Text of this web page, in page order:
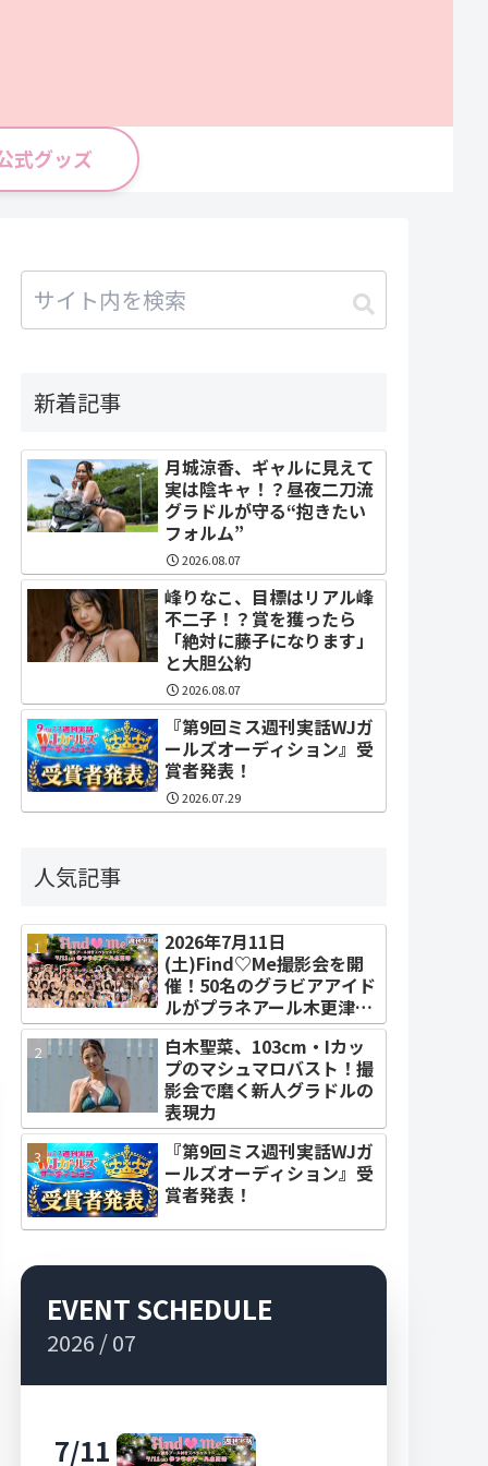
式グッズ
新着記事
月城涼香、ギャルに見えて
実は陰キャ！？昼夜二刀流
グラドルが守る“抱きたい
フォルム”
2026.08.07
峰りなこ、目標はリアル峰
不二子！？賞を獲ったら
「絶対に藤子になります」
と大胆公約
2026.08.07
『第9回ミス週刊実話WJガ
ールズオーディション』受
賞者発表！
2026.07.29
人気記事
2026年7月11日
(土)Find♡Me撮影会を開
催！50名のグラビアアイド
ルがプラネアール木更津に
集結！
白木聖菜、103cm・Iカッ
プのマシュマロバスト！撮
影会で磨く新人グラドルの
表現力
『第9回ミス週刊実話WJガ
ールズオーディション』受
賞者発表！
EVENT SCHEDULE
2026 / 07
7/11